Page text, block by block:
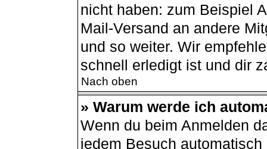
nicht haben: zum Beispiel
Mail-Versand an andere
und so weiter. Wir
schnell erledigt ist und dir
Nach oben
» Warum werde ich
Wenn du beim Anmelden
jedem Besuch